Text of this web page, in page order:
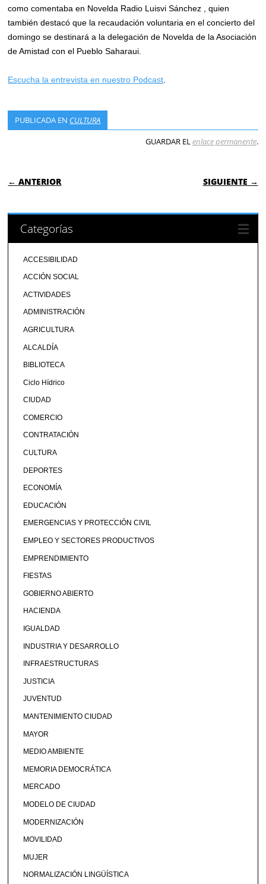
como comentaba en Novelda Radio Luisvi Sánchez , quien
también destacó que la recaudación voluntaria en el concierto del
domingo se destinará a la delegación de Novelda de la Asociación
de Amistad con el Pueblo Saharaui.
Escucha la entrevista en nuestro Podcast
PUBLICADA EN CULTURA
GUARDAR EL enlace permanente.
NAVEGACIÓN DE ENTRADAS
← ANTERIOR SIGUIENTE →
Categorías
ACCESIBILIDAD
ACCIÓN SOCIAL
ACTIVIDADES
ADMINISTRACIÓN
AGRICULTURA
ALCALDÍA
BIBLIOTECA
Ciclo Hídrico
CIUDAD
COMERCIO
CONTRATACIÓN
CULTURA
DEPORTES
ECONOMÍA
EDUCACIÓN
EMERGENCIAS Y PROTECCIÓN CIVIL
EMPLEO Y SECTORES PRODUCTIVOS
EMPRENDIMIENTO
FIESTAS
GOBIERNO ABIERTO
HACIENDA
IGUALDAD
INDUSTRIA Y DESARROLLO
INFRAESTRUCTURAS
JUSTICIA
JUVENTUD
MANTENIMIENTO CIUDAD
MAYOR
MEDIO AMBIENTE
MEMORIA DEMOCRÁTICA
MERCADO
MODELO DE CIUDAD
MODERNIZACIÓN
MOVILIDAD
MUJER
NORMALIZACIÓN LINGÜÍSTICA